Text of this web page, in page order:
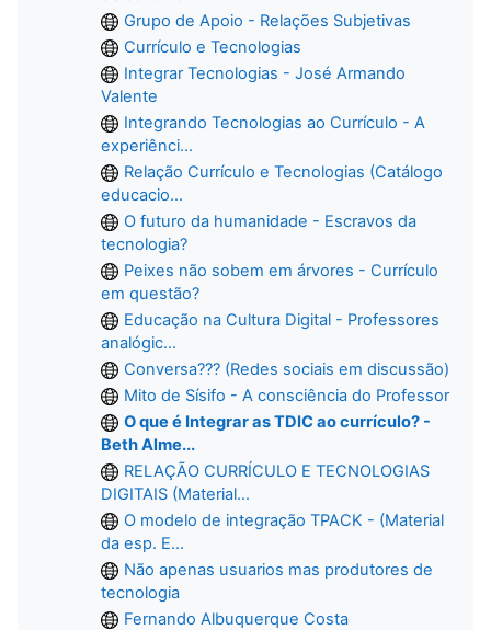
Grupo de Apoio - Relações Subjetivas
Currículo e Tecnologias
Integrar Tecnologias - José Armando
Valente
Integrando Tecnologias ao Currículo - A
experiênci...
Relação Currículo e Tecnologias (Catálogo
educacio...
O futuro da humanidade - Escravos da
tecnologia?
Peixes não sobem em árvores - Currículo
em questão?
Educação na Cultura Digital - Professores
analógic...
Conversa??? (Redes sociais em discussão)
Mito de Sísifo - A consciência do Professor
O que é Integrar as TDIC ao currículo? -
Beth Alme...
RELAÇÃO CURRÍCULO E TECNOLOGIAS
DIGITAIS (Material...
O modelo de integração TPACK - (Material
da esp. E...
Não apenas usuarios mas produtores de
tecnologia
Fernando Albuquerque Costa